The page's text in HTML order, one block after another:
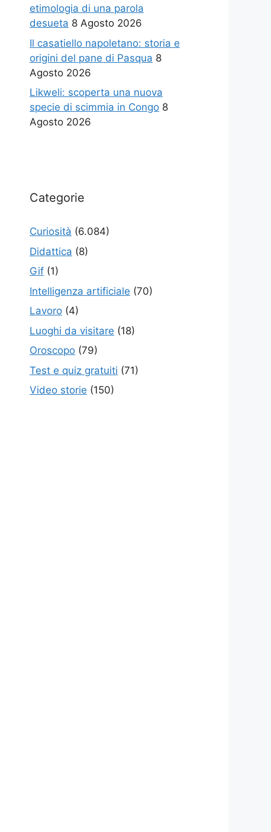
etimologia di una parola
desueta 8 Agosto 2026
Il casatiello napoletano: storia e
origini del pane di Pasqua 8
Agosto 2026
Likweli: scoperta una nuova
specie di scimmia in Congo 8
Agosto 2026
Categorie
Curiosità (6.084)
Didattica (8)
Gif (1)
Intelligenza artificiale (70)
Lavoro (4)
Luoghi da visitare (18)
Oroscopo (79)
Test e quiz gratuiti (71)
Video storie (150)